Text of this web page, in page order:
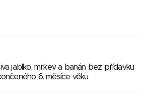
jablko, mrkev a banán bez přídavku
6. měsíce věku